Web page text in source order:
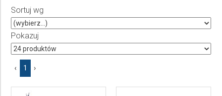
Producent
Wybierz producenta
Cena
Sortuj wg
Pokazuj
‹ 1 ›